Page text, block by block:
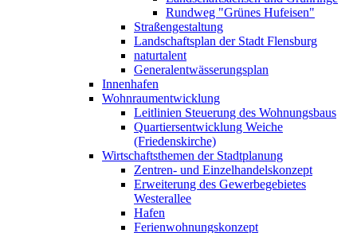
Rundweg "Grünes Hufeisen"
Straßengestaltung
Landschaftsplan der Stadt Flensburg
naturtalent
Generalentwässerungsplan
Innenhafen
Wohnraumentwicklung
Leitlinien Steuerung des Wohnungsbaus
Quartiersentwicklung Weiche
(Friedenskirche)
Wirtschaftsthemen der Stadtplanung
Zentren- und Einzelhandelskonzept
Erweiterung des Gewerbegebietes
Westerallee
Hafen
Ferienwohnungskonzept